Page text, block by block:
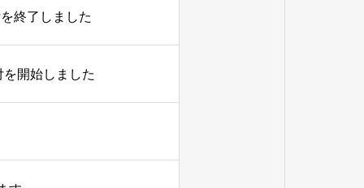
終了しました
開始しました